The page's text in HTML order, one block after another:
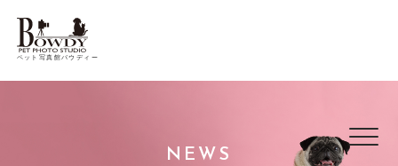
ペット写真館バウディー
NEWS